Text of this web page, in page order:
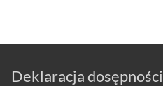
Deklaracja dosępności